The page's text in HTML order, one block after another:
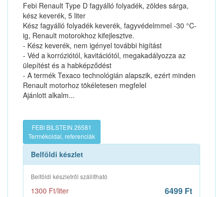
Febi Renault Type D fagyálló folyadék, zöldes sárga,
kész keverék, 5 liter
Kész fagyálló folyadék keverék, fagyvédelmmel -30 °C-
ig, Renault motorokhoz kifejlesztve.
- Kész keverék, nem igényel további higítást
- Véd a korróziótól, kavitációtól, megakadályozza az
ülepítést és a habképződést
- A termék Texaco technológián alapszik, ezért minden
Renault motorhoz tökéletesen megfelel
Ajánlott alkalm...
FEBI BILSTEIN 26581
Termékoldal, referenciák
Belföldi készlet
Belföldi készletről szállítható
1300 Ft/liter 6499 Ft